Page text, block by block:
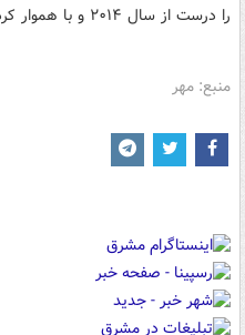
را درست از سال ۲۰۱۴ و با هموار کردن مسیر کودتا، شروع کردند.
منبع: مهر